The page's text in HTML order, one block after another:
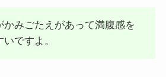
かみごたえがあって満腹感を
ですよ。